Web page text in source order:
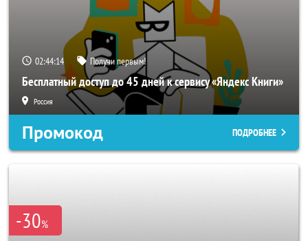
02:44:11 Получи первым!
Бесплатный доступ до 45 дней к сервису «Яндекс Книги»
Россия
Промокод ПОДРОБНЕЕ
-30%